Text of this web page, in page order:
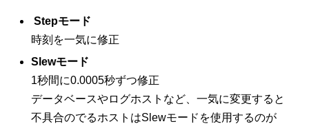
Stepモード
時刻を一気に修正
Slewモード
1秒間に0.0005秒ずつ修正
データベースやログホストなど、一気に変更すると
不具合のでるホストはSlewモードを使用するのが